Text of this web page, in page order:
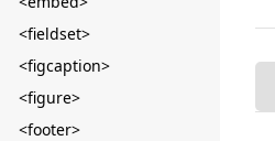
<fieldset>
<figcaption>
<figure>
<footer>